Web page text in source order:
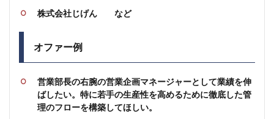
株式会社じげん など
オファー例
営業部長の右腕の営業企画マネージャーとして業績を伸
ばしたい。特に若手の生産性を高めるために徹底した管
理のフローを構築してほしい。